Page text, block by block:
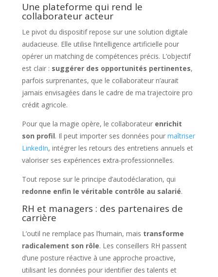
Une plateforme qui rend le
collaborateur acteur
Le pivot du dispositif repose sur une solution digitale
audacieuse. Elle utilise l’intelligence artificielle pour
opérer un matching de compétences précis. L’objectif
est clair : suggérer des opportunités pertinentes,
parfois surprenantes, que le collaborateur n’aurait
jamais envisagées dans le cadre de ma trajectoire pro
crédit agricole.
Pour que la magie opère, le collaborateur enrichit
son profil. Il peut importer ses données pour maîtriser
LinkedIn, intégrer les retours des entretiens annuels et
valoriser ses expériences extra-professionnelles.
Tout repose sur le principe d’autodéclaration, qui
redonne enfin le véritable contrôle au salarié.
RH et managers : des partenaires de
carrière
L’outil ne remplace pas l’humain, mais transforme
radicalement son rôle. Les conseillers RH passent
d’une posture réactive à une approche proactive,
utilisant les données pour identifier des talents et